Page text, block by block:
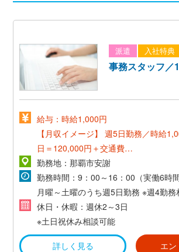
派遣 入社特典
事務スタッフ／
給与：時給1,000円
【月収イメージ】 週5日勤務／時給
日＝120,000円＋交通費
週4日勤務／時給1,000円×6時間×20日
通費
勤務地：那覇市安謝
勤務時間：9：00～16：00（実働6時間
月曜～土曜のうち週5日勤務 ※週4勤務
休日・休暇：週休2～3日
※土日祝休み相談可能
詳しく見る エ